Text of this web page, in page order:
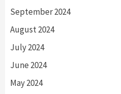
September 2024
August 2024
July 2024
June 2024
May 2024